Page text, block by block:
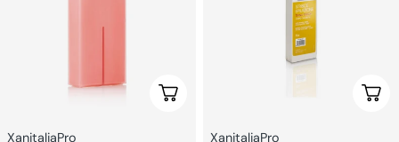
Choisissez Les Options
Fournisseur:
XanitaliaPro Fournisseur:
XanitaliaPro